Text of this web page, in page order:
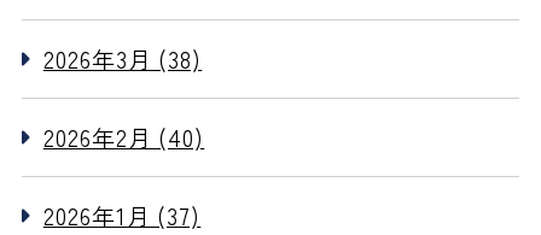
2026年3月 (38)
2026年2月 (40)
2026年1月 (37)